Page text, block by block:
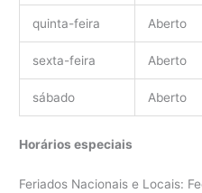
quinta-feira Aberto
sexta-feira Aberto
sábado Aberto
Horários especiais
Feriados Nacionais e Locais: